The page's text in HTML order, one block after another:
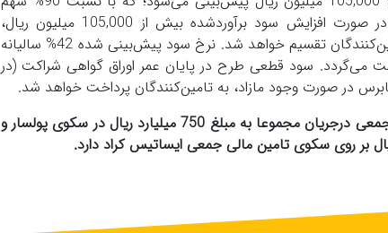
تامین‌کنندگان و 10% سهم متقاضی تقسیم خواهد شد. در صورت افزایش سود برآوردشده بیش از 105,000 میلیون ریال،
مابه‌تفاوت آن به نسبت 99% سهم متقاضی و 1% سهم تامین‌کنندگان تقسیم خواهد شد. نرخ سود پیش‌بینی شده 42% سالیانه
می‌گردد. سود قطعی طرح در پایان عمر اوراق گواهی شراکت (در
در صورت وجود مازاد، به تامین‌کنندگان پرداخت خواهد شد.
لازم به ذکر است شرکت درحال حاضر سه طرح تامین مالی جمعی درجریان مجموعا به مبلغ 750 میلیارد ریال در سکوی پولسار و